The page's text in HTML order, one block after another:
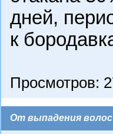
дней,
к
Просмотров:
От выпадения волос